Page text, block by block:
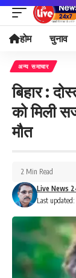
होम चुनाव
अन्य समाचार
बिहार :
को मिली
मौत
Last updated:
Live News
2 Min Read